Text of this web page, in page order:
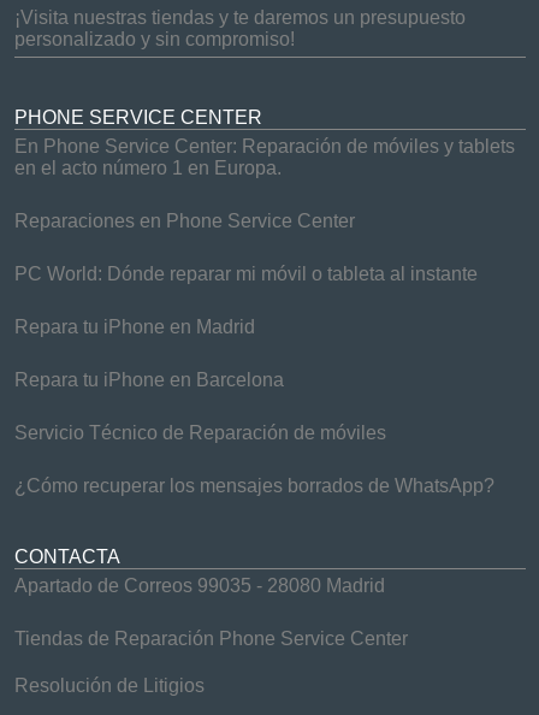
¡Visita nuestras tiendas y te daremos un presupuesto
personalizado y sin compromiso!
PHONE SERVICE CENTER
En Phone Service Center: Reparación de móviles y tablets
en el acto número 1 en Europa.
Reparaciones en Phone Service Center
PC World: Dónde reparar mi móvil o tableta al instante
Repara tu iPhone en Madrid
Repara tu iPhone en Barcelona
Servicio Técnico de Reparación de móviles
¿Cómo recuperar los mensajes borrados de WhatsApp?
CONTACTA
Apartado de Correos 99035 - 28080 Madrid
Tiendas de Reparación Phone Service Center
Resolución de Litigios